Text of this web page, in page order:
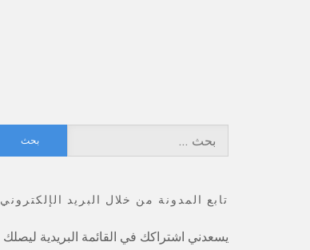
البحث
عن:
تابع المدونة من خلال البريد الإلكتروني
يسعدني اشتراكك في القائمة البريدية ليصلك